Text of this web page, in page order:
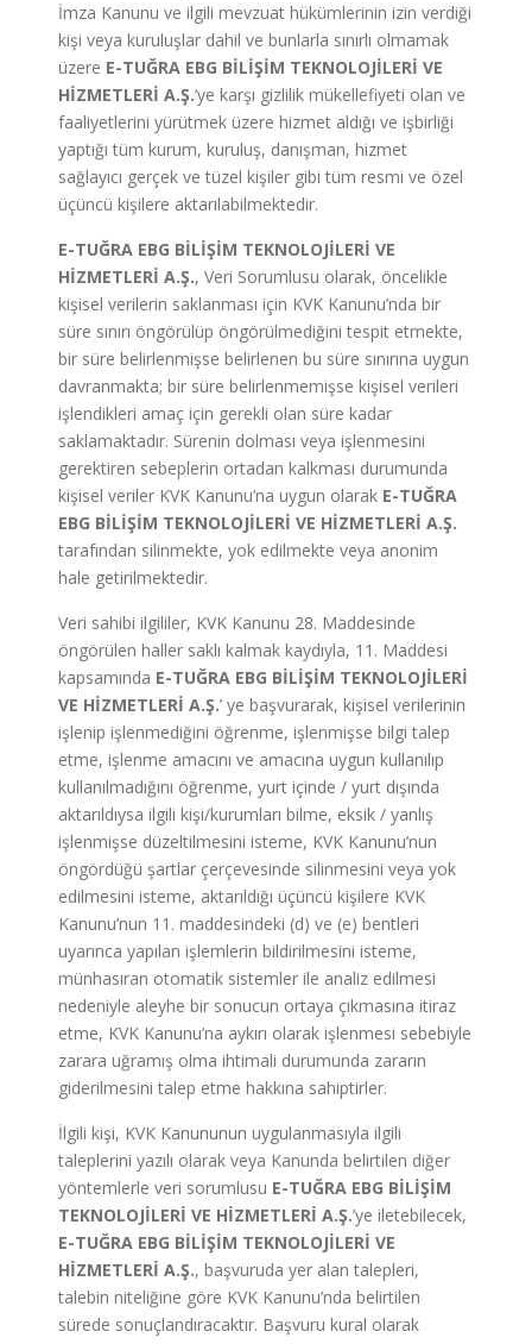
İmza Kanunu ve ilgili mevzuat hükümlerinin izin verdiği
kişi veya kuruluşlar dahil ve bunlarla sınırlı olmamak
üzere E-TUĞRA EBG BİLİŞİM TEKNOLOJİLERİ VE
HİZMETLERİ A.Ş.’ye karşı gizlilik mükellefiyeti olan ve
faaliyetlerini yürütmek üzere hizmet aldığı ve işbirliği
yaptığı tüm kurum, kuruluş, danışman, hizmet
sağlayıcı gerçek ve tüzel kişiler gibi tüm resmi ve özel
üçüncü kişilere aktarılabilmektedir.
E-TUĞRA EBG BİLİŞİM TEKNOLOJİLERİ VE
HİZMETLERİ A.Ş., Veri Sorumlusu olarak, öncelikle
kişisel verilerin saklanması için KVK Kanunu’nda bir
süre sınırı öngörülüp öngörülmediğini tespit etmekte,
bir süre belirlenmişse belirlenen bu süre sınırına uygun
davranmakta; bir süre belirlenmemişse kişisel verileri
işlendikleri amaç için gerekli olan süre kadar
saklamaktadır. Sürenin dolması veya işlenmesini
gerektiren sebeplerin ortadan kalkması durumunda
kişisel veriler KVK Kanunu’na uygun olarak E-TUĞRA
EBG BİLİŞİM TEKNOLOJİLERİ VE HİZMETLERİ A.Ş.
tarafından silinmekte, yok edilmekte veya anonim
hale getirilmektedir.
Veri sahibi ilgililer, KVK Kanunu 28. Maddesinde
öngörülen haller saklı kalmak kaydıyla, 11. Maddesi
kapsamında E-TUĞRA EBG BİLİŞİM TEKNOLOJİLERİ
VE HİZMETLERİ A.Ş.’ ye başvurarak, kişisel verilerinin
işlenip işlenmediğini öğrenme, işlenmişse bilgi talep
etme, işlenme amacını ve amacına uygun kullanılıp
kullanılmadığını öğrenme, yurt içinde / yurt dışında
aktarıldıysa ilgili kişi/kurumları bilme, eksik / yanlış
işlenmişse düzeltilmesini isteme, KVK Kanunu’nun
öngördüğü şartlar çerçevesinde silinmesini veya yok
edilmesini isteme, aktarıldığı üçüncü kişilere KVK
Kanunu’nun 11. maddesindeki (d) ve (e) bentleri
uyarınca yapılan işlemlerin bildirilmesini isteme,
münhasıran otomatik sistemler ile analiz edilmesi
nedeniyle aleyhe bir sonucun ortaya çıkmasına itiraz
etme, KVK Kanunu’na aykırı olarak işlenmesi sebebiyle
zarara uğramış olma ihtimali durumunda zararın
giderilmesini talep etme hakkına sahiptirler.
İlgili kişi, KVK Kanununun uygulanmasıyla ilgili
taleplerini yazılı olarak veya Kanunda belirtilen diğer
yöntemlerle veri sorumlusu E-TUĞRA EBG BİLİŞİM
TEKNOLOJİLERİ VE HİZMETLERİ A.Ş.’ye iletebilecek,
E-TUĞRA EBG BİLİŞİM TEKNOLOJİLERİ VE
HİZMETLERİ A.Ş., başvuruda yer alan talepleri,
talebin niteliğine göre KVK Kanunu’nda belirtilen
sürede sonuçlandıracaktır. Başvuru kural olarak